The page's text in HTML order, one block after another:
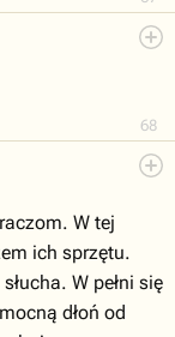
68
W tej
ich sprzętu.
W pełni się
dłoń od